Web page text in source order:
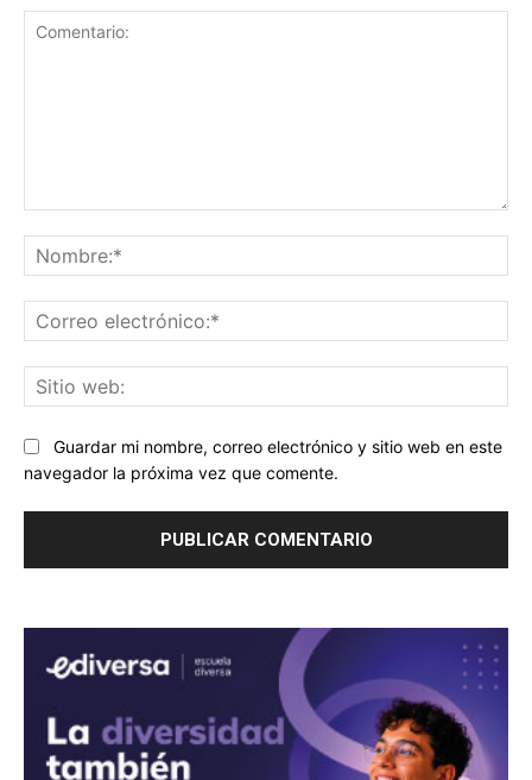
Guardar mi nombre, correo electrónico y sitio web en este
navegador la próxima vez que comente.